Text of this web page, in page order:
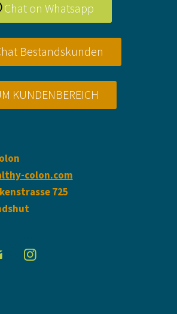
Chat on Whatsapp
Bestandskunden
KUNDENBEREICH
colon.com
725